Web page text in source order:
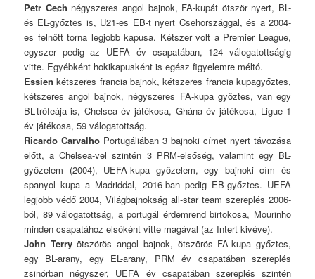
Petr Cech négyszeres angol bajnok, FA-kupát ötször nyert, BL-
és EL-győztes is, U21-es EB-t nyert Csehországgal, és a 2004-
es felnőtt torna legjobb kapusa. Kétszer volt a Premier League,
egyszer pedig az UEFA év csapatában, 124 válogatottságig
vitte. Egyébként hokikapusként is egész figyelemre méltó.
Essien kétszeres francia bajnok, kétszeres francia kupagyőztes,
kétszeres angol bajnok, négyszeres FA-kupa győztes, van egy
BL-trófeája is, Chelsea év játékosa, Ghána év játékosa, Ligue 1
év játékosa, 59 válogatottság.
Ricardo Carvalho Portugáliában 3 bajnoki címet nyert távozása
előtt, a Chelsea-vel szintén 3 PRM-elsőség, valamint egy BL-
győzelem (2004), UEFA-kupa győzelem, egy bajnoki cím és
spanyol kupa a Madriddal, 2016-ban pedig EB-győztes. UEFA
legjobb védő 2004, Világbajnokság all-star team szereplés 2006-
ból, 89 válogatottság, a portugál érdemrend birtokosa, Mourinho
minden csapatához elsőként vitte magával (az Intert kivéve).
John Terryötszörös angol bajnok, ötszörös FA-kupa győztes,
egy BL-arany, egy EL-arany, PRM év csapatában szereplés
zsinórban négyszer, UEFA év csapatában szereplés szintén